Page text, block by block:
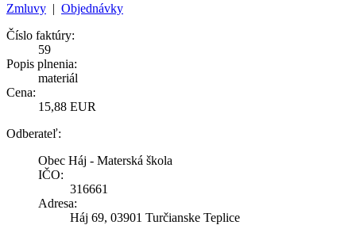
Zmluvy | Objednávky
Číslo faktúry:
59
Popis plnenia:
materiál
Cena:
15,88 EUR
Odberateľ:
Obec Háj - Materská škola
IČO:
316661
Adresa:
Háj 69, 03901 Turčianske Teplice